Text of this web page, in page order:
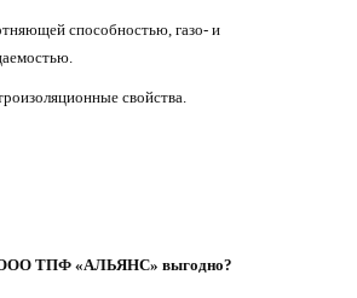
способностью, газо- и
свойства.
ООО ТПФ «АЛЬЯНС» выгодно?